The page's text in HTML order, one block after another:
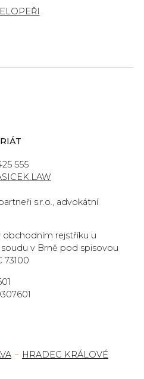
555
s.r.o., advokátní
obchodním rejstříku u
soudu v Brně pod spisovou
73100
HRADEC KRÁLOVÉ